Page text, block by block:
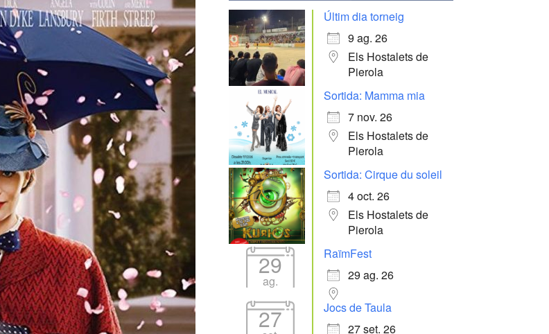
Últim dia torneig
9 ag. 26
Els Hostalets de
Pierola
Sortida: Mamma mia
7 nov. 26
Els Hostalets de
Pierola
Sortida: Cirque du soleil
4 oct. 26
Els Hostalets de
Pierola
29
ag.
RaïmFest
29 ag. 26
27
Jocs de Taula
27 set. 26